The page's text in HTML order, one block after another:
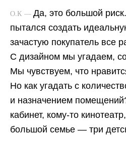
О.К — Да, это большой
пытался создать
зачастую покупатель все
С дизайном мы угадаем,
Мы чувствуем, что
Но как угадать с
и назначением
кабинет, кому-то
большой семье — три